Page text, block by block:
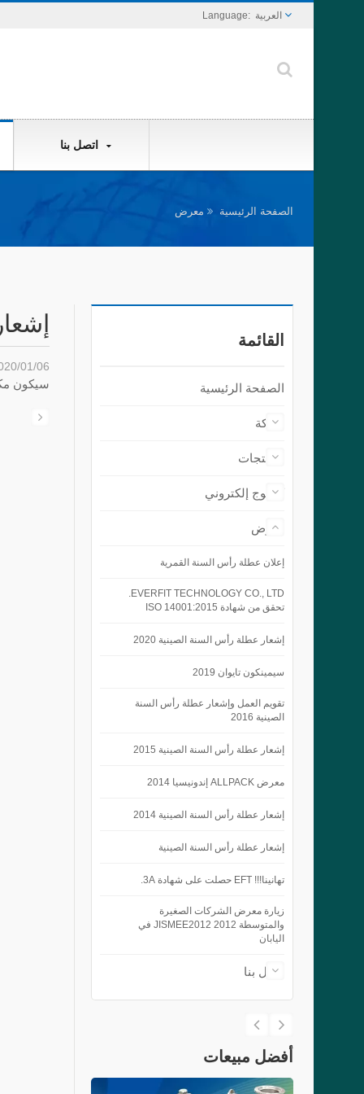
العربية
اتصل بنا
الصفحة الرئيسية معرض
01/06
سيكون مكتبنا
القائمة
الصفحة الرئيسية
شركة
المنتجات
كتالوج إلكتروني
معرض
إعلان عطلة رأس السنة القمرية
EVERFIT TECHNOLOGY CO., LTD.
تحقق من شهادة ISO 14001:2015
إشعار عطلة رأس السنة الصينية 2020
سيمينكون تايوان 2019
تقويم العمل وإشعار عطلة رأس السنة
الصينية 2016
إشعار عطلة رأس السنة الصينية 2015
معرض ALLPACK إندونيسيا 2014
إشعار عطلة رأس السنة الصينية 2014
إشعار عطلة رأس السنة الصينية
تهانينا!!! EFT حصلت على شهادة 3A.
زيارة معرض الشركات الصغيرة
والمتوسطة 2012 JISMEE2012 في
اليابان
اتصل بنا
أفضل مبيعات